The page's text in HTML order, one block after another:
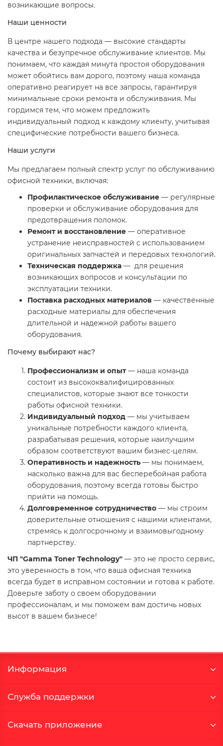
возникающие вопросы.
Наши ценности
В центре нашего подхода — высокие стандарты
качества и безупречное обслуживание клиентов. Мы
понимаем, что каждая минута простоя оборудования
может обойтись вам дорого, поэтому наша команда
оперативно реагирует на все запросы, гарантируя
минимальные сроки ремонта и обслуживания. Мы
гордимся тем, что можем предложить
индивидуальный подход к каждому клиенту, учитывая
специфические потребности вашего бизнеса.
Наши услуги
Мы предлагаем полный спектр услуг по обслуживанию
офисной техники, включая:
Профилактическое обслуживание — регулярные
проверки и обслуживание оборудования для
предотвращения поломок.
Ремонт и восстановление — оперативное
устранение неисправностей с использованием
оригинальных запчастей и передовых технологий.
Техническая поддержка — для решения
возникающих вопросов и консультации по
эксплуатации техники.
Поставка расходных материалов — качественные
расходные материалы для обеспечения
длительной и надежной работы вашего
оборудования.
Почему выбирают нас?
Профессионализм и опыт— наша команда
состоит из высококвалифицированных
специалистов, которые знают все тонкости
работы офисной техники.
Индивидуальный подход — мы учитываем
уникальные потребности каждого клиента,
разрабатывая решения, которые наилучшим
образом соответствуют вашим бизнес-целям.
Оперативность и надежность — мы понимаем,
насколько важна для вас бесперебойная работа
оборудования, поэтому всегда готовы быстро
прийти на помощь.
Долговременное сотрудничество — мы строим
доверительные отношения с нашими клиентами,
стремясь к долгосрочному и взаимовыгодному
партнерству.
ЧП "Gamma Toner Technology" — это не просто сервис,
это уверенность в том, что ваша офисная техника
всегда будет в исправном состоянии и готова к работе.
Доверьте заботу о своем оборудовании
профессионалам, и мы поможем вам достичь новых
высот в вашем бизнесе!
Информация
Служба поддержки
Скачать приложение